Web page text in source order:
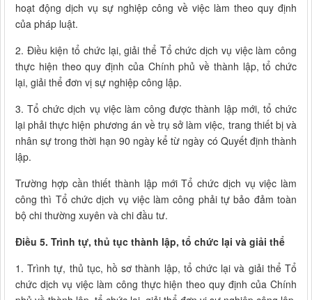
hoạt động dịch vụ sự nghiệp công về việc làm theo quy định
của pháp luật.
2. Điều kiện tổ chức lại, giải thể Tổ chức dịch vụ việc làm công
thực hiện theo quy định của Chính phủ về thành lập, tổ chức
lại, giải thể đơn vị sự nghiệp công lập.
3. Tổ chức dịch vụ việc làm công được thành lập mới, tổ chức
lại phải thực hiện phương án về trụ sở làm việc, trang thiết bị và
nhân sự trong thời hạn 90 ngày kể từ ngày có Quyết định thành
lập.
Trường hợp cần thiết thành lập mới Tổ chức dịch vụ việc làm
công thì Tổ chức dịch vụ việc làm công phải tự bảo đảm toàn
bộ chi thường xuyên và chi đầu tư.
Điều 5. Trình tự, thủ tục thành lập, tổ chức lại và giải thể
1. Trình tự, thủ tục, hồ sơ thành lập, tổ chức lại và giải thể Tổ
chức dịch vụ việc làm công thực hiện theo quy định của Chính